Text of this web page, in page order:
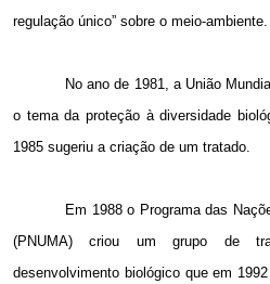
regulação único” sobre o meio-ambiente.
No ano de 1981, aUnião
o tema da proteção à diversidade
1985 sugeriu a criação de um tratado.
Em 1988 o Programa das
(PNUMA) criou um grupo de
desenvolvimento biológico que em